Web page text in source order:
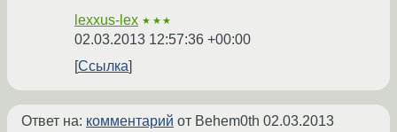
lexxus-lex ★★★
02.03.2013 12:57:36 +00:00
Ссылка
Ответ на: комментарий от Behem0th 02.03.2013